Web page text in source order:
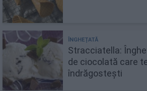
Stracciatella:
de ciocolată care
îndrăgostești